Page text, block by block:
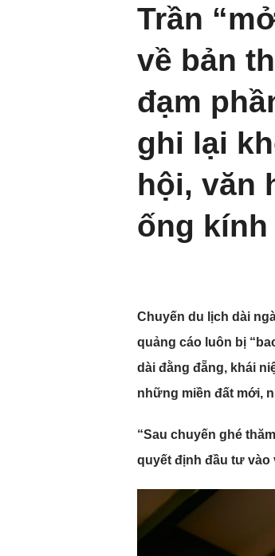
Trần
về bản
đạm
ghi lại
hội, văn
ống
Chuyến du lịch dài
quảng cáo luôn bị
dài đằng đẵng, khái
những miền đất mới,
“Sau chuyến ghé
quyết định đầu tư vào